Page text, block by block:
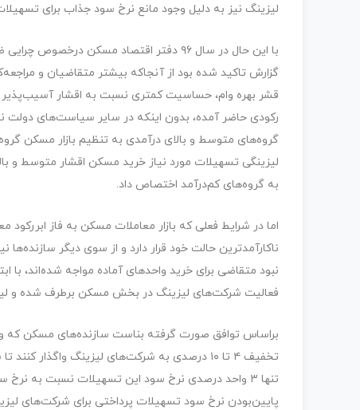
لیزینگ نیز به دلیل وجود مانع نرخ سود جذاب برای
با این حال در سال ۹۶ دفتر اقتصاد مسکن
گزارش تاکید شده بود از آنجاکه بیشتر متقاضیان و
قشر بهره وام، حساسیت کمتری نسبت به اقشار
رکودی حاضر آمده، بدون اینکه در سایر سیاست‌های دولت
گروه‌های متوسط و بالای درآمدی به تنظیم بازار مسکن
لیزینگی تسهیلات مورد نیاز خرید مسکن اقشار متوسط و
به گروه‌های کم‌درآمد اختصاص داد.
اما در شرایط فعلی که بازار معاملات مسکن به فاز
ناکارآمدترین حالت خود قرار دارد و از سوی دیگر
نبود متقاضی برای خرید واحدهای آماده مواجه شده‌اند، با
فعالیت شرکت‌های لیزینگ در بخش مسکن برطرف شده و لیزینگ‌های مسکن بعد از ۱۰ سال توقف
براساس توافق صورت گرفته بناست سازنده‌های مسکن که
تخفیف ۴ تا ۱۰ درصدی به شرکت‌های لیزینگ
تنها ۳ واحد درصدی نرخ سود این تسهیلات نسبت به
پایین‌بودن نرخ سود تسهیلات پرداختی برای شرکت‌های